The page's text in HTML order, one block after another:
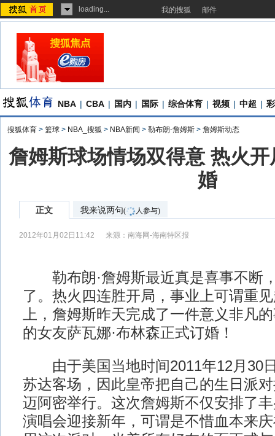
loading... 我的搜狐 邮件
NBA | CBA | 国内 | 国际 | 综合体育 | 视频 | 中超 |
搜狐体育 > 篮球 > NBA_搜狐 > NBA新闻 > 勒布朗-詹姆斯 > 詹姆斯动态
詹姆斯球场情场双得意 热火
婚
正文 我来说两句( 人参与)
2012年01月02日11:42 来源： 南海网-海南特区报
勒布朗·詹姆斯最近真是喜事不断
了。热火四连胜开局，事业上可谓重
上，詹姆斯昨天完成了一件意义非凡
的女友萨瓦娜·布林森正式订婚！
由于美国当地时间2011年12月30
苏达客场，因此皇帝把自己的生日派
迈阿密举行。这次詹姆斯不仅安排了
演唱会迎接新年，可谓是不惜血本来